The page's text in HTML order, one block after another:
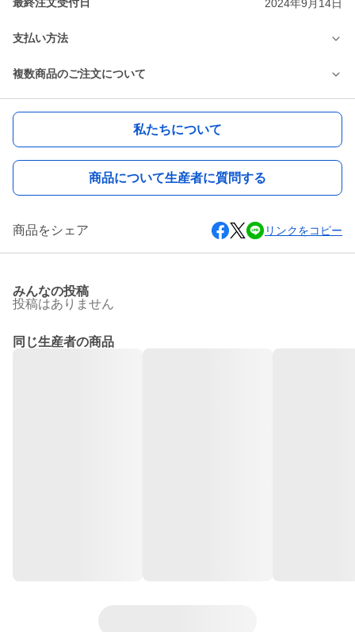
2024年9月14日
支払い方法
複数商品のご注文について
私たちについて
商品について生産者に質問する
商品をシェア リンクをコピー
みんなの投稿
投稿はありません
同じ生産者の商品